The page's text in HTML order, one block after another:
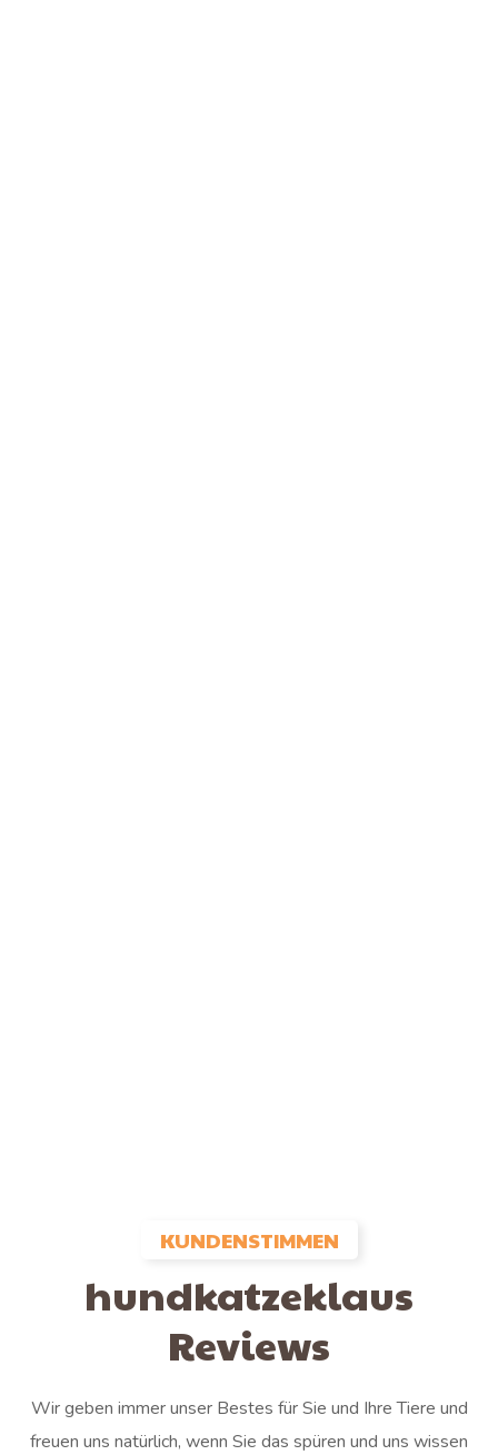
KUNDENSTIMMEN
hundkatzeklaus
Reviews
Wir geben immer unser Bestes für Sie und Ihre Tiere und
freuen uns natürlich, wenn Sie das spüren und uns wissen